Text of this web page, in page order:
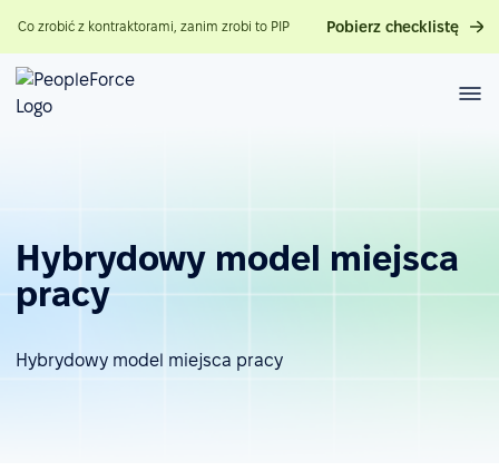
Co zrobić z kontraktorami, zanim zrobi to PIP Pobierz checklistę
Hybrydowy model miejsca
pracy
Hybrydowy model miejsca pracy